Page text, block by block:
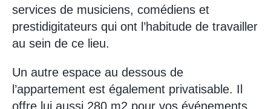
services de musiciens, comédiens et
prestidigitateurs qui ont l’habitude de travailler
au sein de ce lieu.
Un autre espace au dessous de
l’appartement est également privatisable. Il
offre lui aussi 280 m2 pour vos événements.